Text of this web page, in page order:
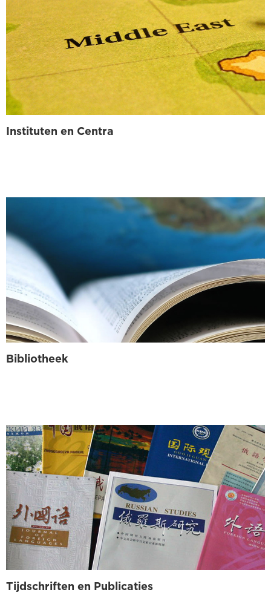
Instituten en Centra
Bibliotheek
Tijdschriften en Publicaties